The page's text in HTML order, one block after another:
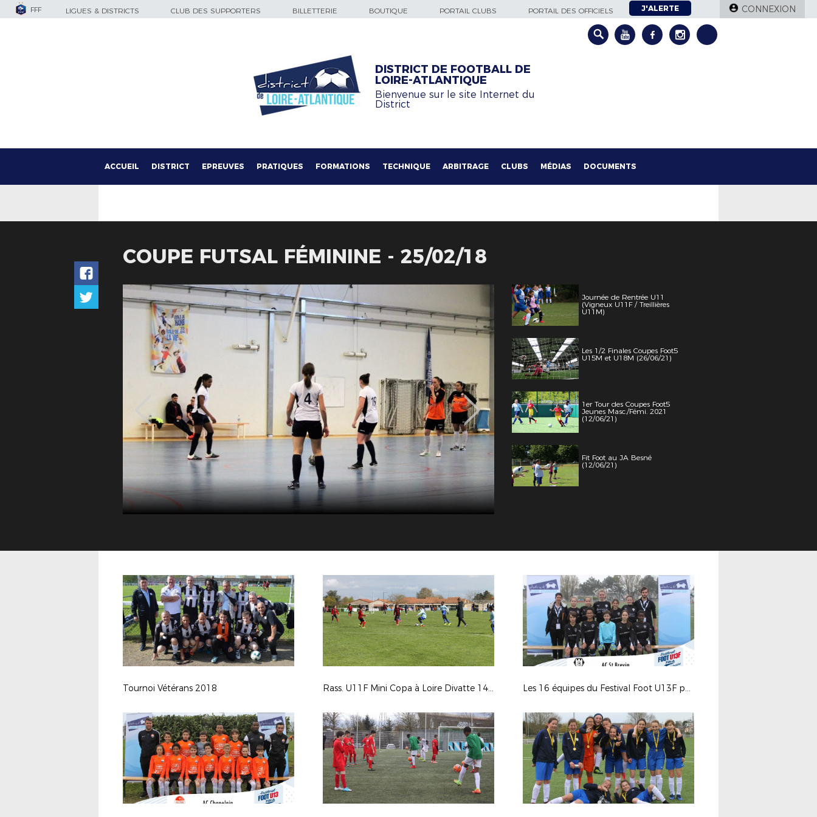
FFF LIGUES & DISTRICTS CLUB DES SUPPORTERS BILLETTERIE BOUTIQUE PORTAIL CLUBS PORTAIL DES OFFICIELS J'ALERTE CONNEXION
DISTRICT DE FOOTBALL DE
LOIRE-ATLANTIQUE
Bienvenue sur le site Internet du
District
ACCUEIL DISTRICT EPREUVES PRATIQUES FORMATIONS TECHNIQUE ARBITRAGE CLUBS MÉDIAS DOCUMENTS
COUPE FUTSAL FÉMININE - 25/02/18
Journée de Rentrée U11
(Vigneux U11F / Treillières
U11M)
Les 1/2 Finales Coupes Foot5
U15M et U18M (26/06/21)
1er Tour des Coupes Foot5
Jeunes Masc./Fémi. 2021
(12/06/21)
Fit Foot au JA Besné
(12/06/21)
Tournoi Vétérans 2018 Rass. U11F Mini Copa à Loire Divatte 14/04/18 Les 16 équipes du Festival Foot U13F phase départementale